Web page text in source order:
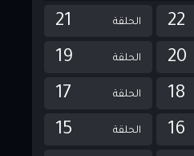
22 الحلقة 21
20 الحلقة 19
18 الحلقة 17
16 الحلقة 15